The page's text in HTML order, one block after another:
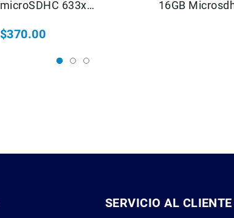
microSDHC 633x
Performance UHS-I Con
$370.00
16GB
SERVICIO AL CLIENTE